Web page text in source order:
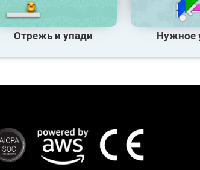
Отрежь и упади Нужное